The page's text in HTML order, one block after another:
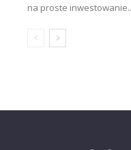
na proste